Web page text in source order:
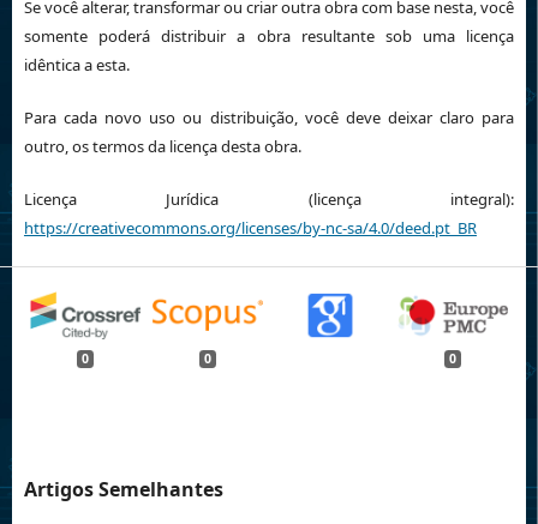
Se você alterar, transformar ou criar outra obra com base nesta, você
somente poderá distribuir a obra resultante sob uma licença
idêntica a esta.
Para cada novo uso ou distribuição, você deve deixar claro para
outro, os termos da licença desta obra.
Licença Jurídica (licença integral):
https://creativecommons.org/licenses/by-nc-sa/4.0/deed.pt_BR
0 0 0
Artigos Semelhantes